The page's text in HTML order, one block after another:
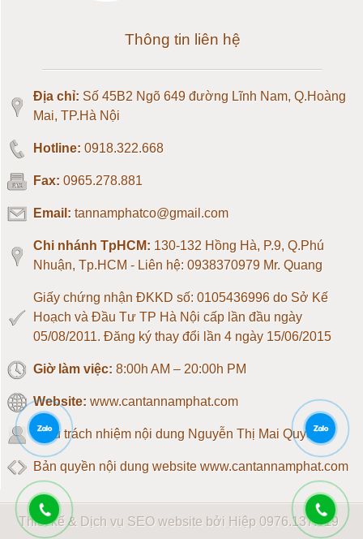
Loadcell 150kg
Loadcell 200kg
Loadcell 300kg
Loadcell 1 tấn
Loadcell 3 tấn
Loadcell 5 tấn
Loadcell 10 tấn
Loadcell 20 tấn
Loadcell 30 tấn
Thông tin liên hệ
Địa chỉ: Số 45B2 Ngõ 649 đường Lĩnh Nam, Q.Hoàng
Mai, TP.Hà Nội
Hotline: 0918.322.668
Fax: 0965.278.881
Email: tannamphatco@gmail.com
Chi nhánh TpHCM: 130-132 Hồng Hà, P.9, Q.Phú
Nhuận, Tp.HCM - Liên hệ: 0938370979 Mr. Quang
Giấy chứng nhận ĐKKD số: 0105436996 do Sở Kế
Hoạch và Đầu Tư TP Hà Nội cấp lần đầu ngày
05/08/2011. Đăng ký thay đổi lần 4 ngày 15/06/2015
Giờ làm việc: 8:00h AM – 20:00h PM
Website: www.cantannamphat.com
Chịu trách nhiệm nội dung Nguyễn Thị Mai Quyên
Bản quyền nội dung website www.cantannamphat.com
Thiết kế & Dịch vụ SEO website bởi Hiệp 0976.137.019